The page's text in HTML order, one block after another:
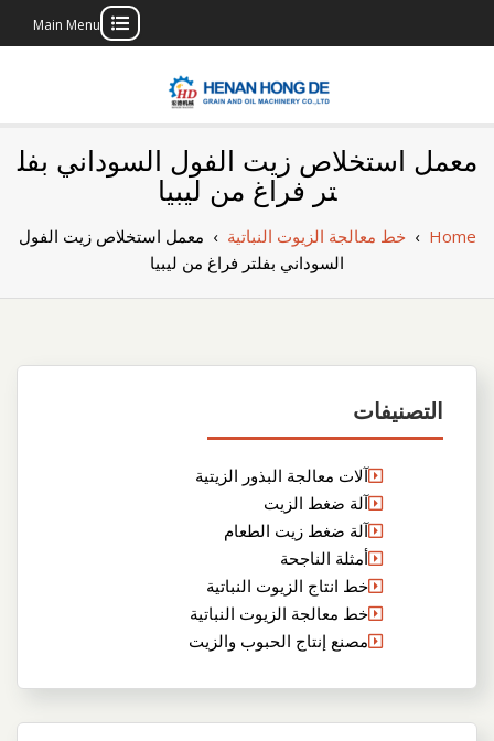
Main Menu
بناء مصنع إنتاج
الزيوت النباتية
الخاص بك
معمل استخلاص زيت الفول السوداني بفل
تر فراغ من ليبيا
Home
› خط معالجة الزيوت النباتية › معمل استخلاص زيت الفول
السوداني بفلتر فراغ من ليبيا
التصنيفات
آلات معالجة البذور الزيتية
آلة ضغط الزيت
آلة ضغط زيت الطعام
أمثلة الناجحة
خط انتاج الزيوت النباتية
خط معالجة الزيوت النباتية
مصنع إنتاج الحبوب والزيت